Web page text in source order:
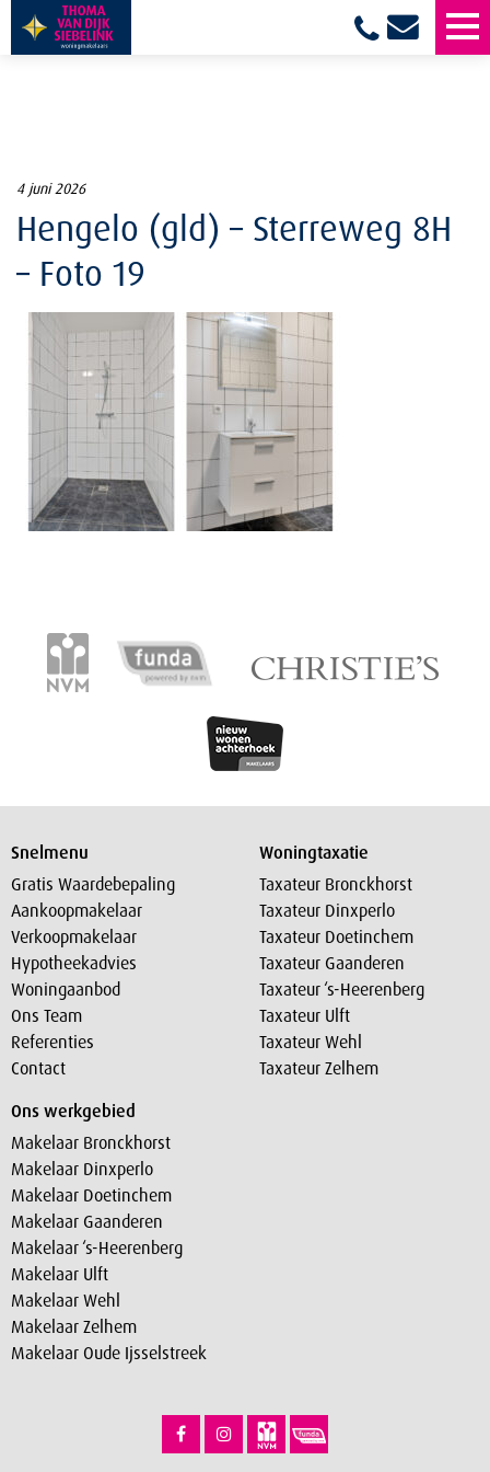
4 juni 2026
Hengelo (gld) – Sterreweg 8H
– Foto 19
Snelmenu
Gratis Waardebepaling
Aankoopmakelaar
Verkoopmakelaar
Hypotheekadvies
Woningaanbod
Ons Team
Referenties
Contact
Woningtaxatie
Taxateur Bronckhorst
Taxateur Dinxperlo
Taxateur Doetinchem
Taxateur Gaanderen
Taxateur ‘s-Heerenberg
Taxateur Ulft
Taxateur Wehl
Taxateur Zelhem
Ons werkgebied
Makelaar Bronckhorst
Makelaar Dinxperlo
Makelaar Doetinchem
Makelaar Gaanderen
Makelaar ‘s-Heerenberg
Makelaar Ulft
Makelaar Wehl
Makelaar Zelhem
Makelaar Oude Ijsselstreek